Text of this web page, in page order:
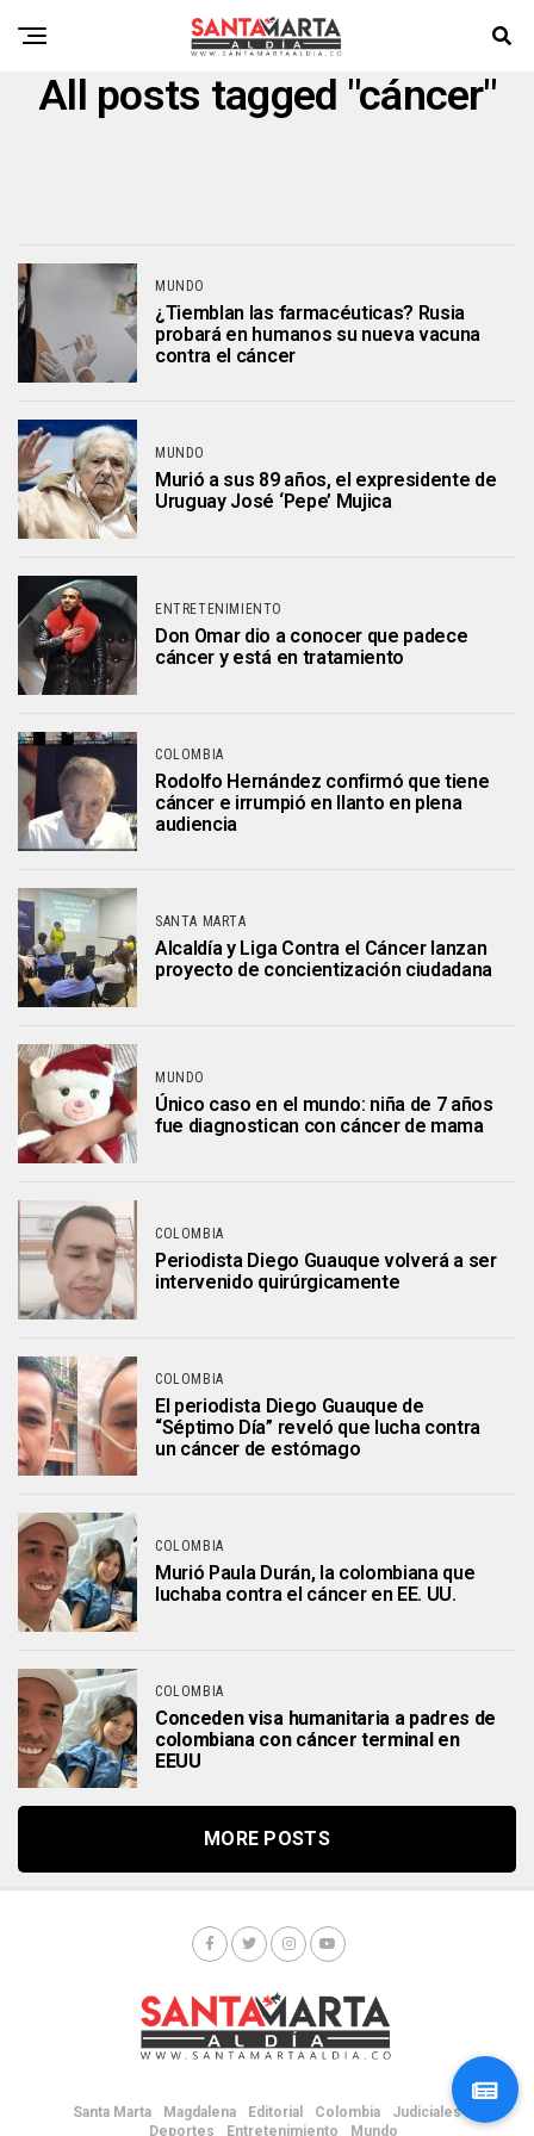
All posts tagged "cáncer"
MUNDO
¿Tiemblan las farmacéuticas? Rusia
probará en humanos su nueva vacuna
contra el cáncer
MUNDO
Murió a sus 89 años, el expresidente de
Uruguay José ‘Pepe’ Mujica
ENTRETENIMIENTO
Don Omar dio a conocer que padece
cáncer y está en tratamiento
COLOMBIA
Rodolfo Hernández confirmó que tiene
cáncer e irrumpió en llanto en plena
audiencia
SANTA MARTA
Alcaldía y Liga Contra el Cáncer lanzan
proyecto de concientización ciudadana
MUNDO
Único caso en el mundo: niña de 7 años
fue diagnostican con cáncer de mama
COLOMBIA
Periodista Diego Guauque volverá a ser
intervenido quirúrgicamente
COLOMBIA
El periodista Diego Guauque de
“Séptimo Día” reveló que lucha contra
un cáncer de estómago
COLOMBIA
Murió Paula Durán, la colombiana que
luchaba contra el cáncer en EE. UU.
COLOMBIA
Conceden visa humanitaria a padres de
colombiana con cáncer terminal en
EEUU
MORE POSTS
Santa Marta Magdalena Editorial Colombia
Judiciales
Deportes
Entretenimiento Mundo